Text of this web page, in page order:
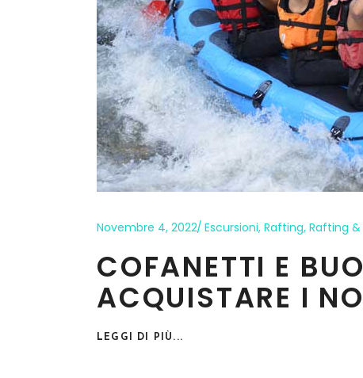
Novembre 4, 2022 Escursioni, Rafting, Rafting
COFANETTI E
ACQUISTARE I
LEGGI DI PIÙ...